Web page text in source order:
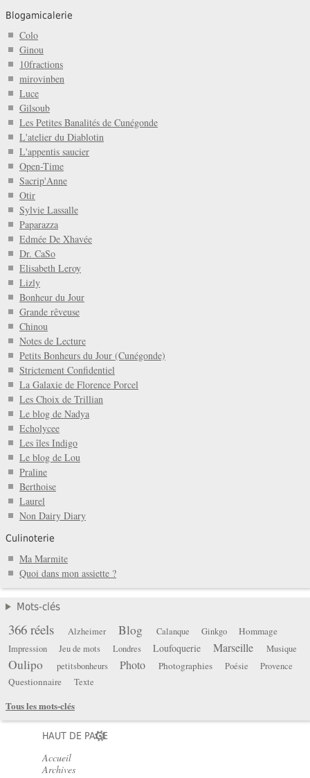
Blogamicalerie
Colo
Ginou
10fractions
mirovinben
Luce
Gilsoub
Les Petites Banalités de Cunégonde
L'atelier du Diablotin
L'appentis saucier
Open-Time
Sacrip'Anne
Otir
Sylvie Lassalle
Paparazza
Edmée De Xhavée
Dr. CaSo
Elisabeth Leroy
Lizly
Bonheur du Jour
Grande rêveuse
Chinou
Notes de Lecture
Petits Bonheurs du Jour (Cunégonde)
Strictement Confidentiel
La Galaxie de Florence Porcel
Les Choix de Trillian
Le blog de Nadya
Echolycee
Les îles Indigo
Le blog de Lou
Praline
Berthoise
Laurel
Non Dairy Diary
Culinoterie
Ma Marmite
Quoi dans mon assiette ?
Mots-clés
366 réels Alzheimer Blog Calanque Ginkgo Hommage
Impression Jeu de mots Londres Loufoquerie Marseille Musique
Oulipo petitsbonheurs Photo Photographies Poésie Provence
Questionnaire Texte
Tous les mots-clés
HAUT DE PAGE
Accueil
Archives